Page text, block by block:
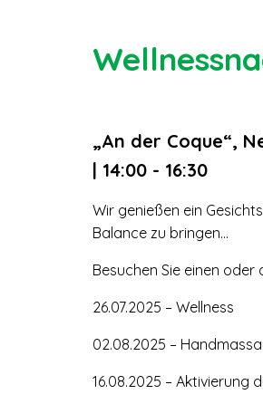
„An der Coque“,
| 14:00 - 16:30
Wir genießen ein
Balance zu bringen…
Besuchen Sie einen
26.07.2025 – Wellness
02.08.2025 –
16.08.2025 – Aktivierung